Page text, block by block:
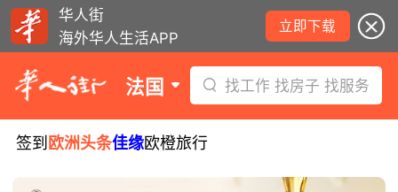
华人街
海外华人生活APP
立即下载
法国 找工作 找房子 找服务
签到 欧洲头条佳缘欧橙旅行